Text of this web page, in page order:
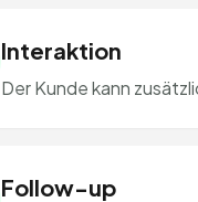
Interaktion
Der Kunde kann
Follow-up